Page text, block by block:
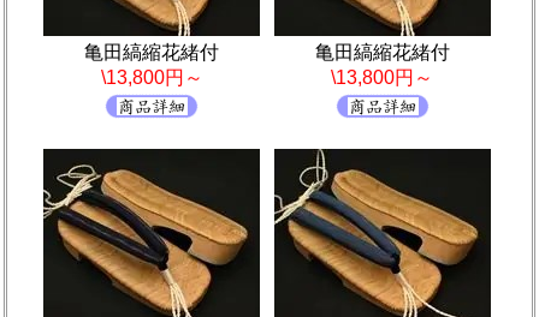
亀田縞縮花緒付
\13,800円～
亀田縞縮花緒付
\13,800円～